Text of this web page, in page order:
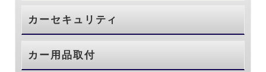
カーセキュリティ
カー用品取付